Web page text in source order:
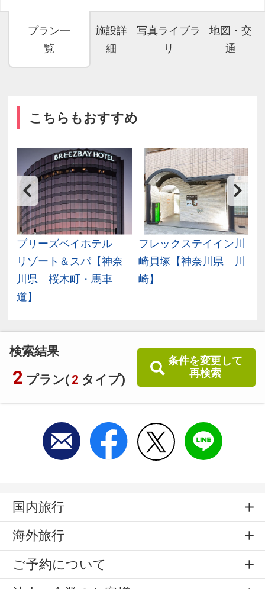
検索結果
2 プラン( 2 タイプ)
条件を変更して
再検索
プラン一
覧
施設詳
細
写真ライブラ
リ
地図・交
通
こちらもおすすめ
ブリーズベイホテル
リゾート＆スパ【神奈
川県 桜木町・馬車
道】
フレックステイイン川
崎貝塚【神奈川県 川
崎】
国内旅行
海外旅行
ご予約について